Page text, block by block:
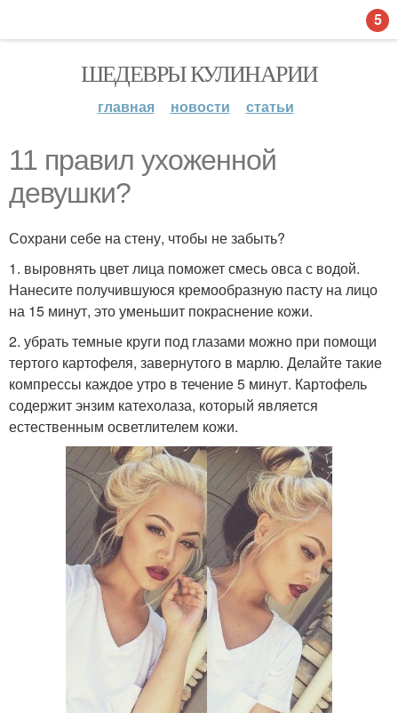
ШЕДЕВРЫ КУЛИНАРИИ
главная новости статьи
11 правил ухоженной
девушки?
Сохрани себе на стену, чтобы не забыть?
1. выровнять цвет лица поможет смесь овса с водой.
Нанесите получившуюся кремообразную пасту на лицо
на 15 минут, это уменьшит покраснение кожи.
2. убрать темные круги под глазами можно при помощи
тертого картофеля, завернутого в марлю. Делайте такие
компрессы каждое утро в течение 5 минут. Картофель
содержит энзим катехолаза, который является
естественным осветлителем кожи.
5